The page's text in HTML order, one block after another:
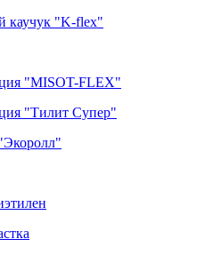
каучук "K-flex"
"MISOT-FLEX"
"Тилит Супер"